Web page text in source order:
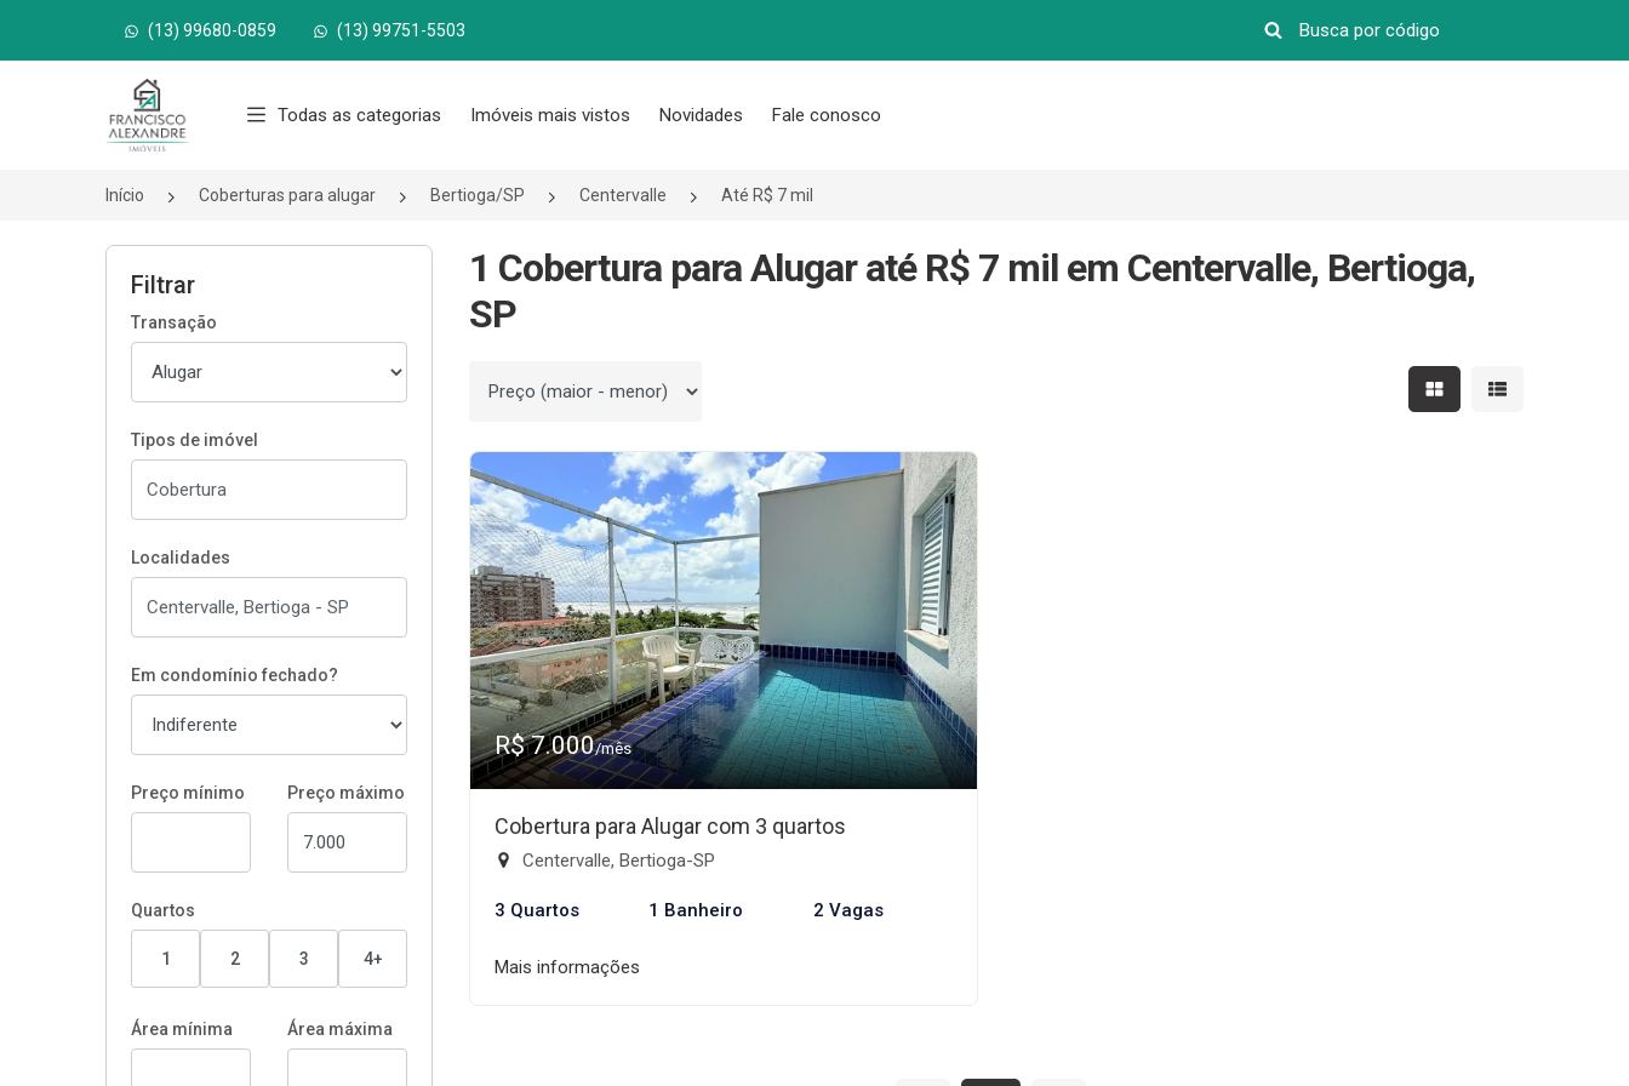
(13) 99680-0859 (13) 99751-5503
Página inicial
Todas as categorias Imóveis mais vistos Novidades Fale conosco
Início Coberturas para alugar Bertioga/SP Centervalle Até R$ 7 mil
Filtrar
Transação
Tipos de imóvel
Localidades
Em condomínio fechado?
Preço mínimo Preço máximo
Quartos
1 2 3 4+
Área mínima Área máxima
1 Cobertura para Alugar até R$ 7 mil em Centervalle, Bertioga,
SP
Ordenar por Mostrar resultados em
Mostrar
R$ 7.000/mês
Cobertura para Alugar com 3 quartos
Centervalle, Bertioga-SP
3 Quartos 1 Banheiro 2 Vagas
Mais informações